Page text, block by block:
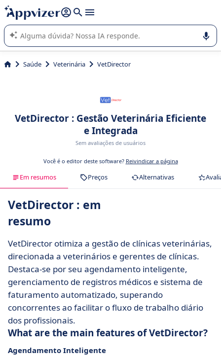
de nossa IA (várias linhas com
A IA do Appvizer o orienta no uso ou na seleção de software
SaaS para sua empresa.
Saúde Veterinária VetDirector
VetDirector : Gestão Veterinária Eficiente
e Integrada
Sem avaliações de usuários
Você é o editor deste software? Reivindicar a página
Em resumos Preços Alternativas
VetDirector : em
resumo
VetDirector otimiza a gestão de clínicas veterinárias,
direcionada a veterinários e gerentes de clínicas.
Destaca-se por seu agendamento inteligente,
gerenciamento de registros médicos e sistema de
faturamento automatizado, superando
concorrentes ao facilitar o fluxo de trabalho diário
dos profissionais.
What are the main features of VetDirector?
Agendamento Inteligente